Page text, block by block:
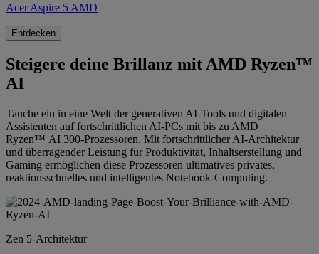
Acer Aspire 5 AMD
Entdecken
Steigere deine Brillanz mit AMD Ryzen™
AI
Tauche ein in eine Welt der generativen AI-Tools und digitalen
Assistenten auf fortschrittlichen AI-PCs mit bis zu AMD
Ryzen™ AI 300-Prozessoren. Mit fortschrittlicher AI-Architektur
und überragender Leistung für Produktivität, Inhaltserstellung und
Gaming ermöglichen diese Prozessoren ultimatives privates,
reaktionsschnelles und intelligentes Notebook-Computing.
Zen 5-Architektur